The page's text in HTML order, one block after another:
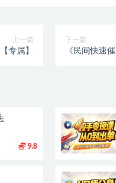
上一篇
专属】
下一篇
《民间快速
9.8